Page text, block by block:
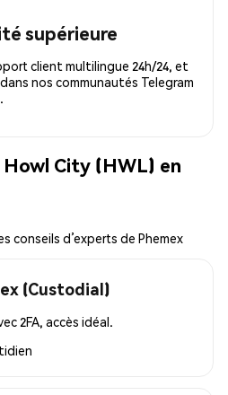
supérieure
client multilingue 24h/24, et
nos communautés Telegram
City (HWL) en
conseils d’experts de Phemex
(Custodial)
2FA, accès idéal.